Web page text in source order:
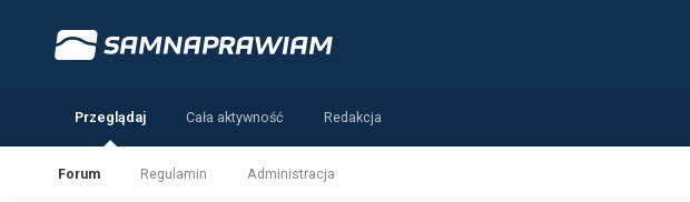
Przeglądaj
Forum Regulamin Administracja
Cała aktywność Redakcja